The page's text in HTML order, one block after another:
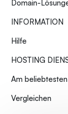
Domain-
INFORMATION
Hilfe
HOSTING
Am beliebtesten
Vergleichen